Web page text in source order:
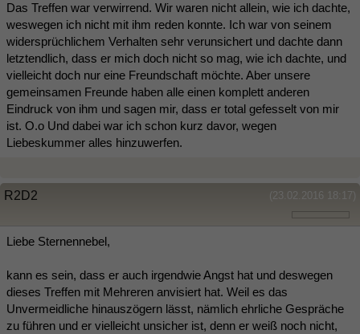
Das Treffen war verwirrend. Wir waren nicht allein, wie ich dachte,
weswegen ich nicht mit ihm reden konnte. Ich war von seinem
widersprüchlichem Verhalten sehr verunsichert und dachte dann
letztendlich, dass er mich doch nicht so mag, wie ich dachte, und
vielleicht doch nur eine Freundschaft möchte. Aber unsere
gemeinsamen Freunde haben alle einen komplett anderen
Eindruck von ihm und sagen mir, dass er total gefesselt von mir
ist. O.o Und dabei war ich schon kurz davor, wegen
Liebeskummer alles hinzuwerfen.
(23.02.2016 18:17)
R2D2
Liebe Sternennebel,
kann es sein, dass er auch irgendwie Angst hat und deswegen
dieses Treffen mit Mehreren anvisiert hat. Weil es das
Unvermeidliche hinauszögern lässt, nämlich ehrliche Gespräche
zu führen und er vielleicht unsicher ist, denn er weiß noch nicht,